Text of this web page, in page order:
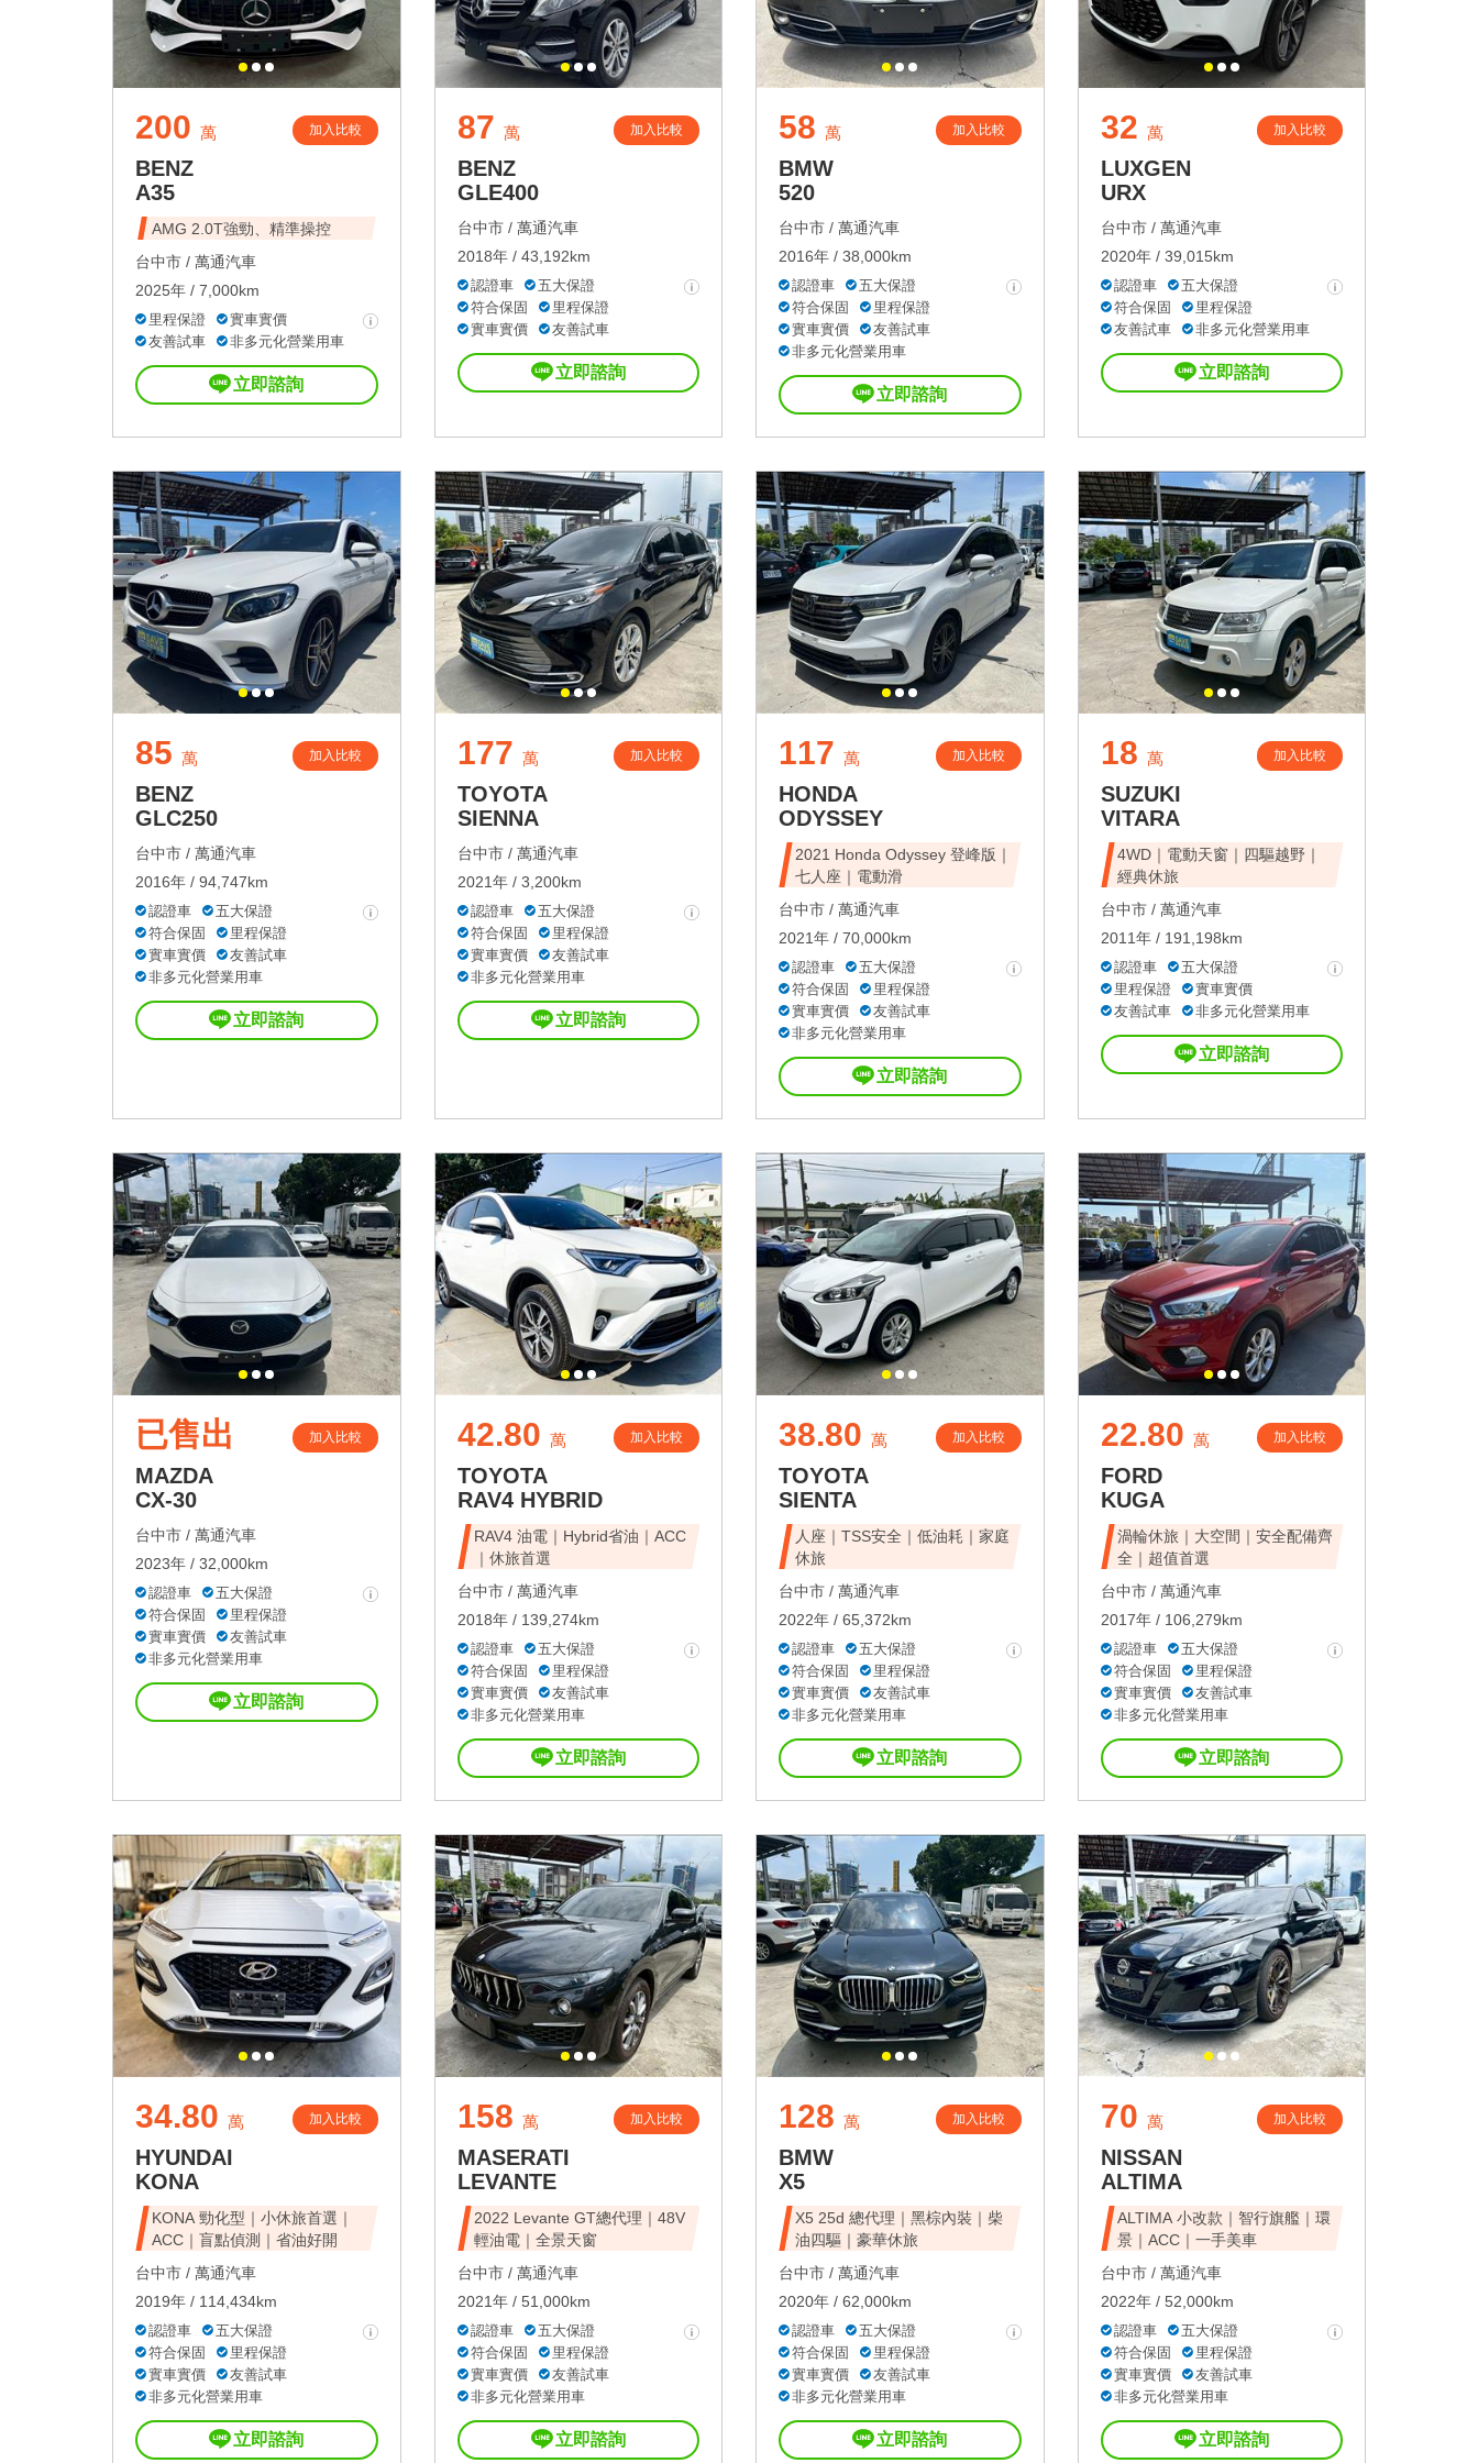
200 萬 加入比較
BENZ
A35
AMG 2.0T強勁、精準操控
台中市 / 萬通汽車
2025年 / 7,000km
里程保證
實車實價
友善試車
非多元化營業用車
立即諮詢
87 萬 加入比較
BENZ
GLE400
台中市 / 萬通汽車
2018年 / 43,192km
認證車
五大保證
符合保固
里程保證
實車實價
友善試車
立即諮詢
58 萬 加入比較
BMW
520
台中市 / 萬通汽車
2016年 / 38,000km
認證車
五大保證
符合保固
里程保證
實車實價
友善試車
非多元化營業用車
立即諮詢
32 萬 加入比較
LUXGEN
URX
台中市 / 萬通汽車
2020年 / 39,015km
認證車
五大保證
符合保固
里程保證
友善試車
非多元化營業用車
立即諮詢
85 萬 加入比較
BENZ
GLC250
台中市 / 萬通汽車
2016年 / 94,747km
認證車
五大保證
符合保固
里程保證
實車實價
友善試車
非多元化營業用車
立即諮詢
177 萬 加入比較
TOYOTA
SIENNA
台中市 / 萬通汽車
2021年 / 3,200km
認證車
五大保證
符合保固
里程保證
實車實價
友善試車
非多元化營業用車
立即諮詢
117 萬 加入比較
HONDA
ODYSSEY
2021 Honda Odyssey 登峰版｜
七人座｜電動滑
台中市 / 萬通汽車
2021年 / 70,000km
認證車
五大保證
符合保固
里程保證
實車實價
友善試車
非多元化營業用車
立即諮詢
18 萬 加入比較
SUZUKI
VITARA
4WD｜電動天窗｜四驅越野｜
經典休旅
台中市 / 萬通汽車
2011年 / 191,198km
認證車
五大保證
里程保證
實車實價
友善試車
非多元化營業用車
立即諮詢
已售出 加入比較
MAZDA
CX-30
台中市 / 萬通汽車
2023年 / 32,000km
認證車
五大保證
符合保固
里程保證
實車實價
友善試車
非多元化營業用車
立即諮詢
42.80 萬 加入比較
TOYOTA
RAV4 HYBRID
RAV4 油電｜Hybrid省油｜ACC
｜休旅首選
台中市 / 萬通汽車
2018年 / 139,274km
認證車
五大保證
符合保固
里程保證
實車實價
友善試車
非多元化營業用車
立即諮詢
38.80 萬 加入比較
TOYOTA
SIENTA
人座｜TSS安全｜低油耗｜家庭
休旅
台中市 / 萬通汽車
2022年 / 65,372km
認證車
五大保證
符合保固
里程保證
實車實價
友善試車
非多元化營業用車
立即諮詢
22.80 萬 加入比較
FORD
KUGA
渦輪休旅｜大空間｜安全配備齊
全｜超值首選
台中市 / 萬通汽車
2017年 / 106,279km
認證車
五大保證
符合保固
里程保證
實車實價
友善試車
非多元化營業用車
立即諮詢
34.80 萬 加入比較
HYUNDAI
KONA
KONA 勁化型｜小休旅首選｜
ACC｜盲點偵測｜省油好開
台中市 / 萬通汽車
2019年 / 114,434km
認證車
五大保證
符合保固
里程保證
實車實價
友善試車
非多元化營業用車
立即諮詢
158 萬 加入比較
MASERATI
LEVANTE
2022 Levante GT總代理｜48V
輕油電｜全景天窗
台中市 / 萬通汽車
2021年 / 51,000km
認證車
五大保證
符合保固
里程保證
實車實價
友善試車
非多元化營業用車
立即諮詢
128 萬 加入比較
BMW
X5
X5 25d 總代理｜黑棕內裝｜柴
油四驅｜豪華休旅
台中市 / 萬通汽車
2020年 / 62,000km
認證車
五大保證
符合保固
里程保證
實車實價
友善試車
非多元化營業用車
立即諮詢
70 萬 加入比較
NISSAN
ALTIMA
ALTIMA 小改款｜智行旗艦｜環
景｜ACC｜一手美車
台中市 / 萬通汽車
2022年 / 52,000km
認證車
五大保證
符合保固
里程保證
實車實價
友善試車
非多元化營業用車
立即諮詢